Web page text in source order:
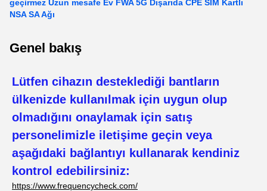
geçirmez Uzun mesafe Ev FWA 5G Dışarıda CPE SIM Kartlı
NSA SA Ağı
Genel bakış
Lütfen cihazın desteklediği bantların
ülkenizde kullanılmak için uygun olup
olmadığını onaylamak için satış
personelimizle iletişime geçin veya
aşağıdaki bağlantıyı kullanarak kendiniz
kontrol edebilirsiniz:
https://www.frequencycheck.com/